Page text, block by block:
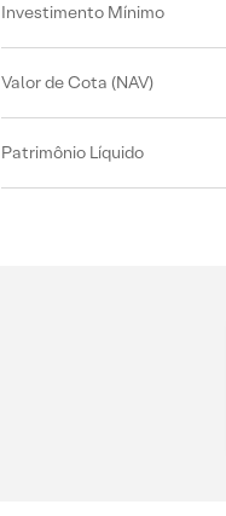
Investimento Mínimo
Valor de Cota (NAV)
Patrimônio Líquido